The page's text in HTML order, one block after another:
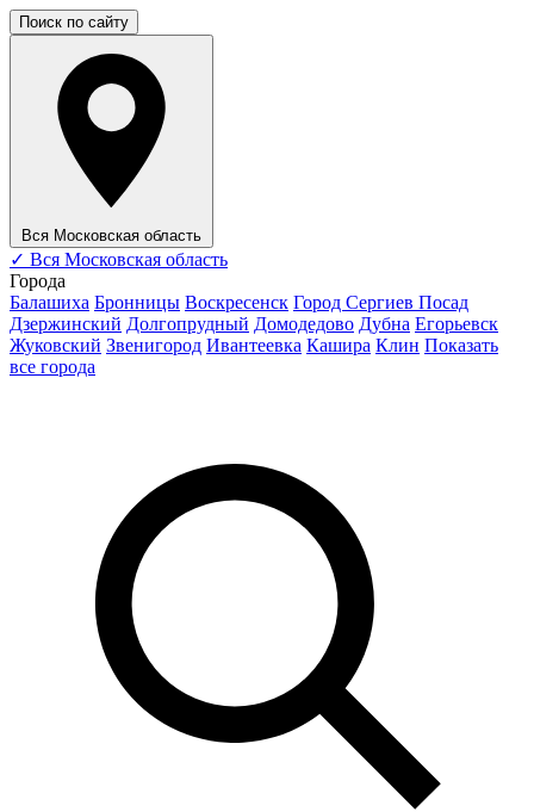
Поиск по сайту
Вся Московская область
✓ Вся Московская область
Города
Балашиха Бронницы Воскресенск Город Сергиев Посад
Дзержинский Долгопрудный Домодедово Дубна Егорьевск
Жуковский Звенигород Ивантеевка Кашира Клин Показать
все города